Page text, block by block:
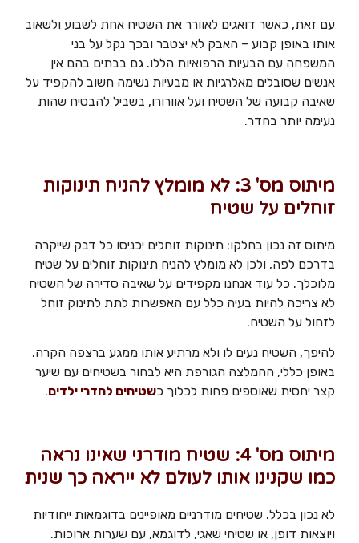
עם זאת, כאשר דואגים לאוורר את השטיח אחת לשבוע ולשאוב
אותו באופן קבוע – האבק לא יצטבר ובכך נקל על בני
המשפחה עם הבעיות הרפואיות הללו. גם בבתים בהם אין
אנשים שסובלים מאלרגיות או מבעיות נשימה חשוב להקפיד על
שאיבה קבועה של השטיח ועל אוורורו, בשביל להבטיח שהות
נעימה יותר בחדר.
מיתוס מס' 3: לא מומלץ להניח תינוקות
זוחלים על שטיח
מיתוס זה נכון בחלקו: תינוקות זוחלים יכניסו כל דבק שייקרה
בדרכם לפה, ולכן לא מומלץ להניח תינוקות זוחלים על שטיח
מלוכלך. כל עוד אנחנו מקפידים על שאיבה סדירה של השטיח
לא צריכה להיות בעיה כלל עם האפשרות לתת לתינוק זוחל
לזחול על השטיח.
להיפך, השטיח נעים לו ולא מרתיע אותו ממגע ברצפה הקרה.
באופן כללי, ההמלצה הגורפת היא לבחור בשטיחים עם שיער
קצר יחסית שאוספים פחות לכלוך כשטיחים לחדרי ילדים.
מיתוס מס' 4: שטיח מודרני שאינו נראה
כמו שקנינו אותו לעולם לא ייראה כך שנית
לא נכון בכלל. שטיחים מודרניים מאופיינים בדוגמאות ייחודיות
ויוצאות דופן, או שטיחי שאגי, לדוגמא, עם שערות ארוכות.